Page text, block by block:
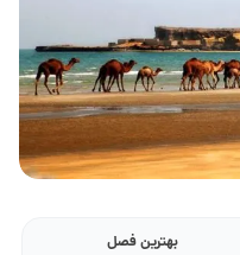
بهترین فصل